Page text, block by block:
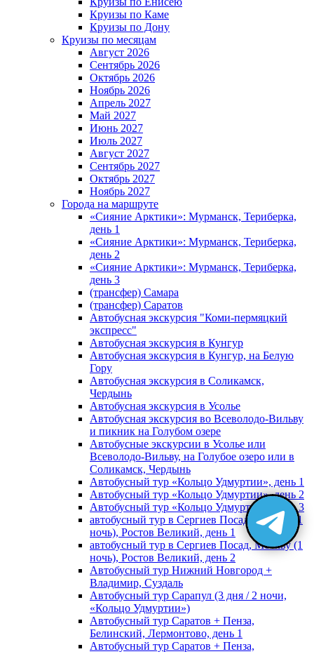
Круизы по Каме
Круизы по Дону
Круизы по месяцам
Август 2026
Сентябрь 2026
Октябрь 2026
Ноябрь 2026
Апрель 2027
Май 2027
Июнь 2027
Июль 2027
Август 2027
Сентябрь 2027
Октябрь 2027
Ноябрь 2027
Города на маршруте
«Сияние Арктики»: Мурманск, Териберка,
день 1
«Сияние Арктики»: Мурманск, Териберка,
день 2
«Сияние Арктики»: Мурманск, Териберка,
день 3
(трансфер) Самара
(трансфер) Саратов
Автобусная экскурсия "Коми-пермяцкий
экспресс"
Автобусная экскурсия в Кунгур
Автобусная экскурсия в Кунгур, на Белую
Гору
Автобусная экскурсия в Соликамск,
Чердынь
Автобусная экскурсия в Усолье
Автобусная экскурсия во Всеволодо-Вильву
и пикник на Голубом озере
Автобусные экскурсии в Усолье или
Всеволодо-Вильву, на Голубое озеро или в
Соликамск, Чердынь
Автобусный тур «Кольцо Удмуртии», день 1
Автобусный тур «Кольцо Удмуртии», день 2
Автобусный тур «Кольцо Удмуртии», день 3
автобусный тур в Сергиев Посад, Москву (1
ночь), Ростов Великий, день 1
автобусный тур в Сергиев Посад, Москву (1
ночь), Ростов Великий, день 2
Автобусный тур Нижний Новгород +
Владимир, Суздаль
Автобусный тур Сарапул (3 дня / 2 ночи,
«Кольцо Удмуртии»)
Автобусный тур Саратов + Пенза,
Белинский, Лермонтово, день 1
Автобусный тур Саратов + Пенза,